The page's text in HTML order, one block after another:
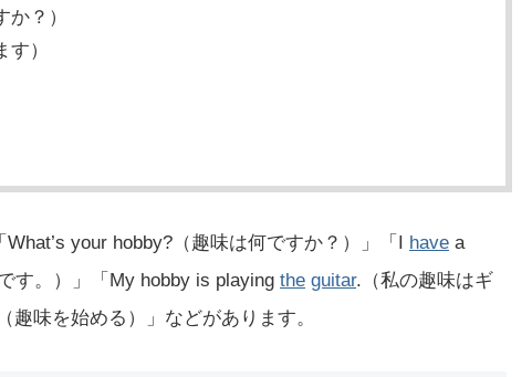
？）
）
your hobby?（趣味は何ですか？）」「I have a
す。）」「My hobby is playing the guitar.（私の趣味はギ
趣味を始める）」などがあります。